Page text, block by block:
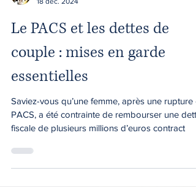
Maître Afula
18 déc. 2024
Le PACS et les dettes de
couple : mises en garde
essentielles
Saviez-vous qu’une femme, après une rupture
PACS, a été contrainte de rembourser une dette